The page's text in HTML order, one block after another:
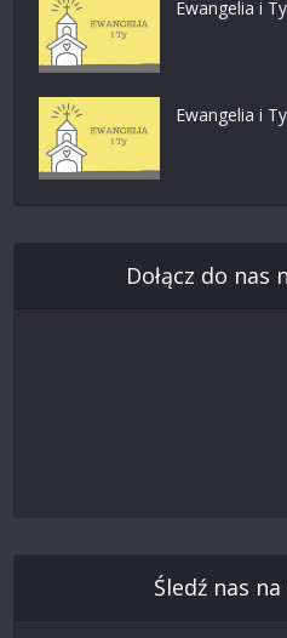
Ewangelia i
Ewangelia i
Dołącz do nas
Śledź nas